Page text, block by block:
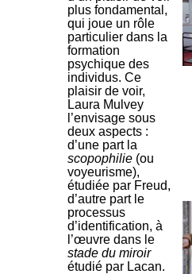
plus fondamental,
qui joue un rôle
particulier dans la
formation
psychique des
individus. Ce
plaisir de voir,
Laura Mulvey
l’envisage sous
deux aspects :
d’une part la
scopophilie (ou
voyeurisme),
étudiée par Freud,
d’autre part le
processus
d’identification, à
l’œuvre dans le
stade du miroir
étudié par Lacan.